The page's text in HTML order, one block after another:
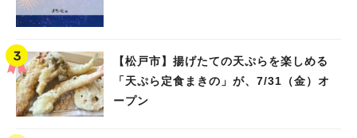
【松戸市】揚げたての天ぷらを楽しめる
「天ぷら定食まきの」が、7/31（金）オ
ープン